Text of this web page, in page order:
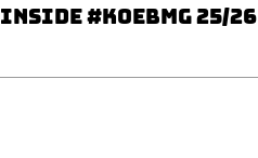
INSIDE #KOEBMG 25/26